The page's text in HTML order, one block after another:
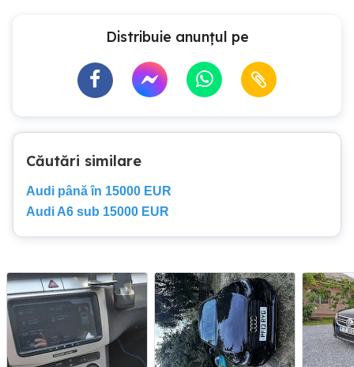
Distribuie anunțul pe
Căutări similare
Audi până în 15000 EUR
Audi A6 sub 15000 EUR